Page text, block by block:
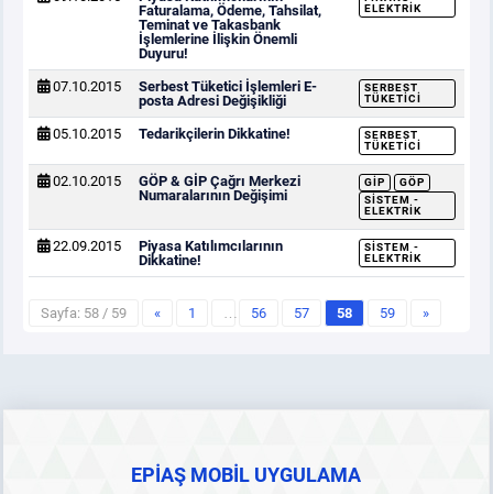
Faturalama, Ödeme, Tahsilat,
Teminat ve Takasbank
İşlemlerine İlişkin Önemli
Duyuru!
ELEKTRIK
07.10.2015
Serbest Tüketici İşlemleri E-
posta Adresi Değişikliği
SERBEST
TÜKETICI
05.10.2015 Tedarikçilerin Dikkatine!
SERBEST
TÜKETICI
02.10.2015
GÖP & GİP Çağrı Merkezi
Numaralarının Değişimi
GİP
GÖP
SISTEM -
ELEKTRIK
22.09.2015
Piyasa Katılımcılarının
Dikkatine!
SISTEM -
ELEKTRIK
Sayfa: 58 / 59 « 1 … 56 57 58 59 »
EPİAŞ MOBİL UYGULAMA